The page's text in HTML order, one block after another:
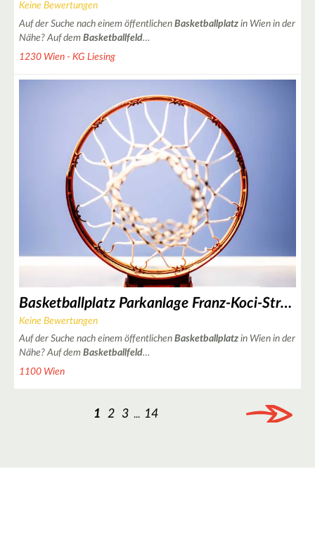
Keine Bewertungen
Auf der Suche nach einem öffentlichen Basketballplatz in Wien in der
Nähe? Auf dem Basketballfeld…
1230 Wien - KG Liesing
Basketballplatz Parkanlage Franz-Koci-Straße in Wien
Keine Bewertungen
Auf der Suche nach einem öffentlichen Basketballplatz in Wien in der
Nähe? Auf dem Basketballfeld…
1100 Wien
1 2 3 ... 14